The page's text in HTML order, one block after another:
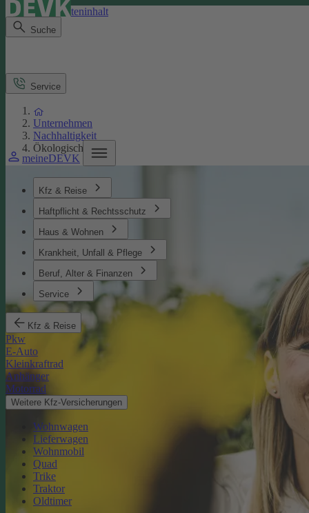
Direkt zum Seiteninhalt
Suche
meineDEVK
Kfz & Reise
Haftpflicht & Rechtsschutz
Haus & Wohnen
Krankheit, Unfall & Pflege
Beruf, Alter & Finanzen
Service
Kfz & Reise
Pkw
E-Auto
Kleinkraftrad
Anhänger
Motorrad
Weitere Kfz-Versicherungen
Wohnwagen
Lieferwagen
Wohnmobil
Quad
Trike
Traktor
Oldtimer
Service
Unternehmen
Nachhaltigkeit
Ökologisches